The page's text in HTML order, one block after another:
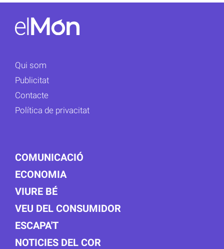
Qui som
Publicitat
Contacte
Política de privacitat
COMUNICACIÓ
ECONOMIA
VIURE BÉ
VEU DEL CONSUMIDOR
ESCAPA'T
NOTICIES DEL COR